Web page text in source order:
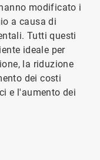
modificato i
a causa di
Tutti questi
ideale per
la riduzione
dei costi
e l'aumento dei